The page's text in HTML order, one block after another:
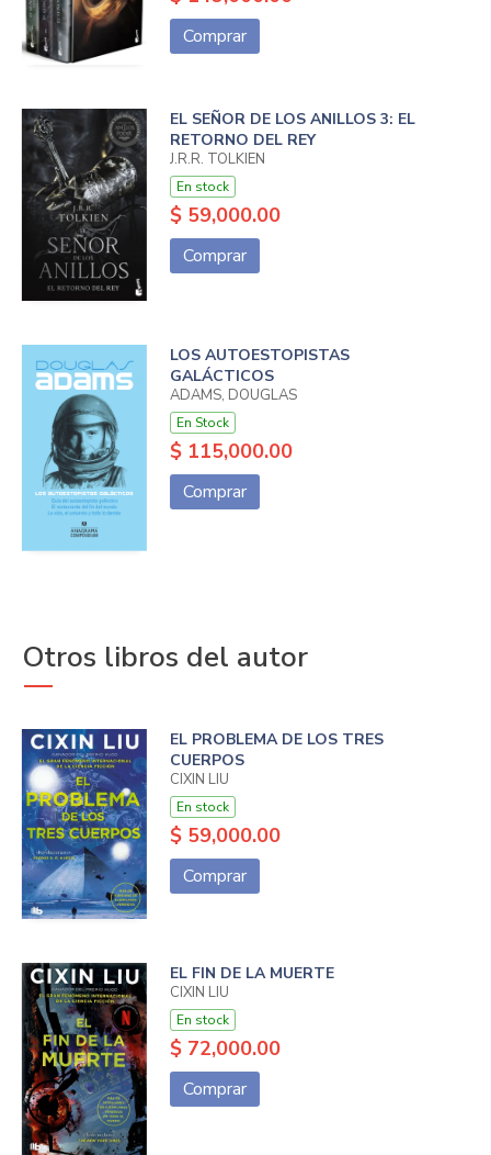
Comprar
EL SEÑOR DE LOS ANILLOS 3: EL
RETORNO DEL REY
J.R.R. TOLKIEN
En stock
$ 59,000.00
Comprar
LOS AUTOESTOPISTAS
GALÁCTICOS
ADAMS, DOUGLAS
En Stock
$ 115,000.00
Comprar
Otros libros del autor
EL PROBLEMA DE LOS TRES
CUERPOS
CIXIN LIU
En stock
$ 59,000.00
Comprar
EL FIN DE LA MUERTE
CIXIN LIU
En stock
$ 72,000.00
Comprar